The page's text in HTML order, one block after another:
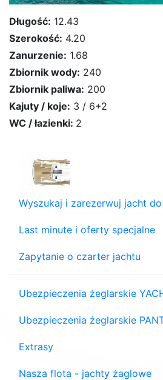
Długość: 12.43
Szerokość: 4.20
Zanurzenie: 1.68
Zbiornik wody: 240
Zbiornik paliwa: 200
Kajuty / koje: 3 / 6+2
WC / łazienki: 2
Wyszukaj i zarezerwuj jacht
Last minute i oferty specjalne
Zapytanie o czarter jachtu
Ubezpieczenia żeglarskie
Ubezpieczenia żeglarskie
Extrasy
Nasza flota - jachty żaglowe